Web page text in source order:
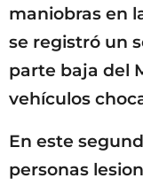
maniobras en
se registró un
parte baja del
vehículos
En este
personas